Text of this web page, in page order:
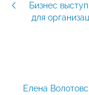
Бизнес
для
Елена